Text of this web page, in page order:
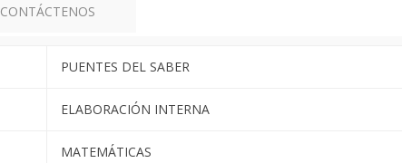
CONTÁCTENOS
PUENTES DEL SABER
ELABORACIÓN INTERNA
MATEMÁTICAS